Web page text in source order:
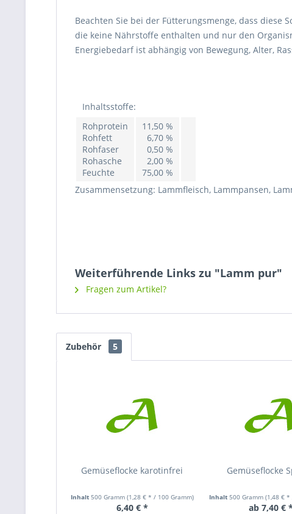
Beachten Sie bei der Fütterungsmenge, dass diese
die keine Nährstoffe enthalten und nur den
Energiebedarf ist abhängig von Bewegung, Alter,
Inhaltsstoffe:
Rohprotein
Rohfett
Rohfaser
Rohasche
Feuchte
11,50 %
6,70 %
0,50 %
2,00 %
75,00 %
Zusammensetzung: Lammfleisch, Lammpansen,
Weiterführende Links zu "Lamm pur"
Fragen zum Artikel?
Zubehör 5
Gemüseflocke karotinfrei
Inhalt 500 Gramm (1,28 € * / 100 Gramm)
6,40 € *
Gemüseflocke
Inhalt500 Gramm(1,48 € *
ab 7,40 € *